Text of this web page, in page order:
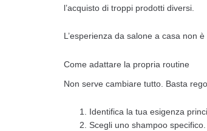
l’acquisto di troppi prodotti diversi.
L’esperienza da salone a casa non
Come adattare la propria routine
Non serve cambiare tutto. Basta
Identifica la tua esigenza
Scegli uno shampoo specifico.